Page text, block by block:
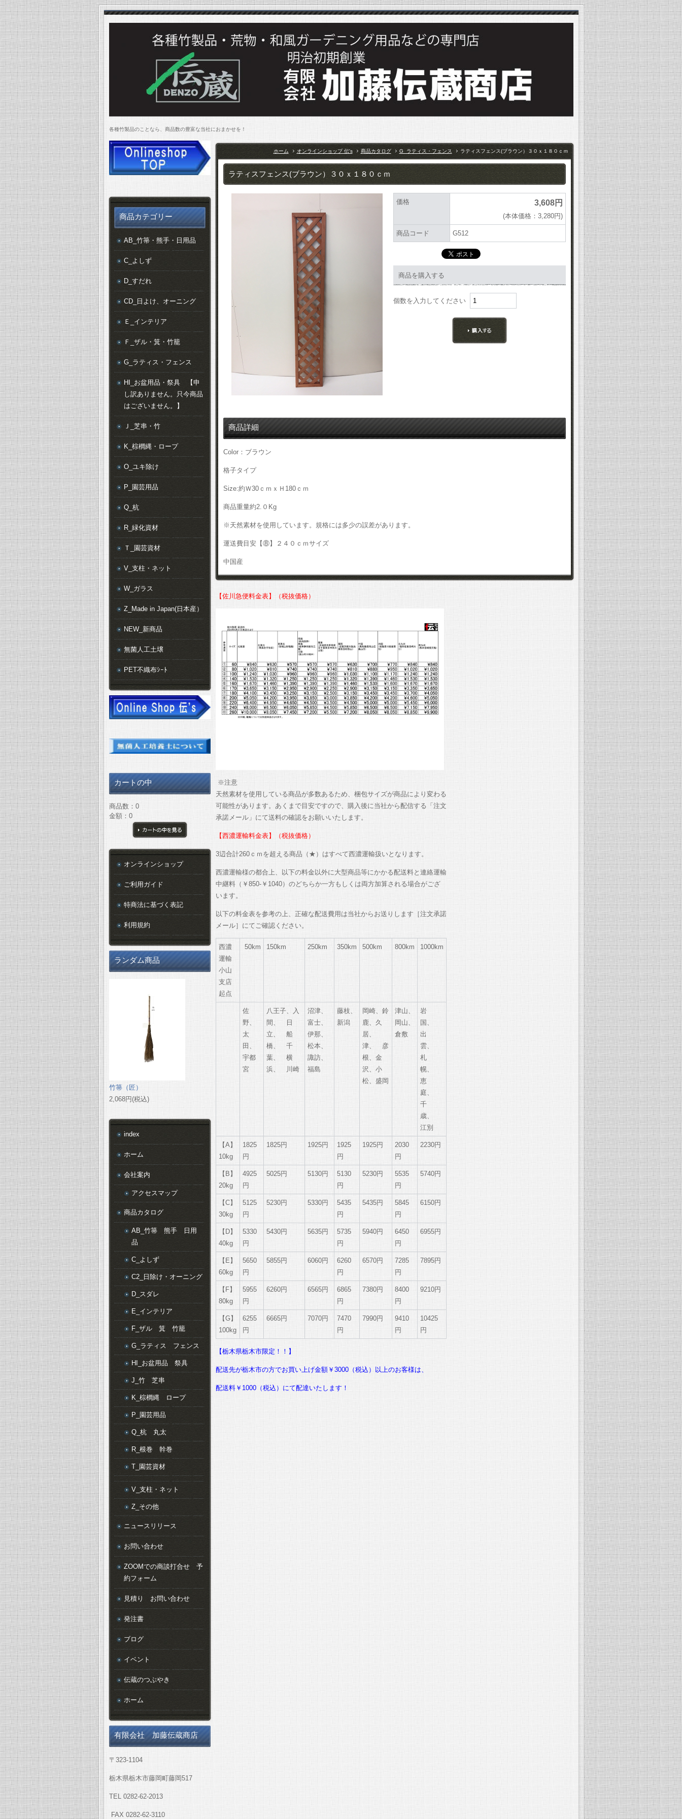
各種竹製品のことなら、商品数の豊富な当社におまかせを！
ホーム オンラインショップ 伝's 商品カタログ G_ラティス・フェンス ラティスフェンス(ブラウン）３０ｘ１８０ｃｍ
ラティスフェンス(ブラウン）３０ｘ１８０ｃｍ
価格 3,608円
(本体価格：3,280円)
商品コード G512
商品を購入する
個数を入力してください
商品詳細
Color：ブラウン
格子タイプ
Size:約Ｗ30ｃｍｘＨ180ｃｍ
商品重量約2.０Kg
※天然素材を使用しています。規格には多少の誤差があります。
運送費目安【⑧】２４０ｃｍサイズ
中国産
【佐川急便料金表】（税抜価格）
※注意
天然素材を使用している商品が多数あるため、梱包サイズが商品により変わる
可能性があります。あくまで目安ですので、購入後に当社から配信する「注文
承諾メール」にて送料の確認をお願いいたします。
【西濃運輸料金表】（税抜価格）
3辺合計260ｃｍを超える商品（★）はすべて西濃運輸扱いとなります。
西濃運輸様の都合上、以下の料金以外に大型商品等にかかる配送料と連絡運輸
中継料（￥850-￥1040）のどちらか一方もしくは両方加算される場合がござ
います。
以下の料金表を参考の上、正確な配送費用は当社からお送りします［注文承諾
メール］にてご確認ください。
西濃
運輸
小山
支店
起点
50km 150km 250km 350km 500km 800km 1000km
佐
野、
太
田、
宇都
宮
八王子、入
間、 日
立、 船
橋、 千
葉、 横
浜、 川崎
沼津、
富士、
伊那、
松本、
諏訪、
福島
藤枝、
新潟
岡崎、鈴
鹿、久
居、
津、 彦
根、金
沢、小
松、盛岡
津山、
岡山、
倉敷
岩
国、
出
雲、
札
幌、
恵
庭、
千
歳、
江別
【A】
10kg
1825
円
1825円 1925円
1925
円
1925円
2030
円
2230円
【B】
20kg
4925
円
5025円 5130円
5130
円
5230円
5535
円
5740円
【C】
30kg
5125
円
5230円 5330円
5435
円
5435円
5845
円
6150円
【D】
40kg
5330
円
5430円 5635円
5735
円
5940円
6450
円
6955円
【E】
60kg
5650
円
5855円 6060円
6260
円
6570円
7285
円
7895円
【F】
80kg
5955
円
6260円 6565円
6865
円
7380円
8400
円
9210円
【G】
100kg
6255
円
6665円 7070円
7470
円
7990円
9410
円
10425
円
【栃木県栃木市限定！！】
配送先が栃木市の方でお買い上げ金額￥3000（税込）以上のお客様は、
配送料￥1000（税込）にて配達いたします！
商品カテゴリー
AB_竹箒・熊手・日用品
C_よしず
D_すだれ
CD_日よけ、オーニング
Ｅ_インテリア
Ｆ_ザル・箕・竹籠
G_ラティス・フェンス
HI_お盆用品・祭具 【申
し訳ありません。只今商品
はございません。】
Ｊ_芝串・竹
K_棕櫚縄・ロープ
O_ユキ除け
P_園芸用品
Q_杭
R_緑化資材
Ｔ_園芸資材
V_支柱・ネット
W_ガラス
Z_Made in Japan(日本産）
NEW_新商品
無菌人工土壌
PET不織布ｼｰﾄ
カートの中
商品数：0
金額：0
オンラインショップ
ご利用ガイド
特商法に基づく表記
利用規約
ランダム商品
竹箒（匠）
2,068円(税込)
index
ホーム
会社案内
アクセスマップ
商品カタログ
AB_竹箒 熊手 日用
品
C_よしず
C2_日除け・オーニング
D_スダレ
E_インテリア
F_ザル 箕 竹籠
G_ラティス フェンス
HI_お盆用品 祭具
J_竹 芝串
K_棕櫚縄 ロープ
P_園芸用品
Q_杭 丸太
R_根巻 幹巻
T_園芸資材
V_支柱・ネット
Z_その他
ニュースリリース
お問い合わせ
ZOOMでの商談打合せ 予
約フォーム
見積り お問い合わせ
発注書
ブログ
イベント
伝蔵のつぶやき
ホーム
有限会社 加藤伝蔵商店
〒323-1104
栃木県栃木市藤岡町藤岡517
TEL 0282-62-2013
FAX 0282-62-3110